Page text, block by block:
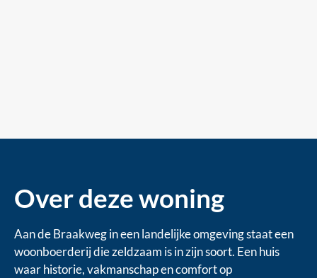
Over deze woning
Aan de Braakweg in een landelijke omgeving staat een
woonboerderij die zeldzaam is in zijn soort. Een huis
waar historie, vakmanschap en comfort op